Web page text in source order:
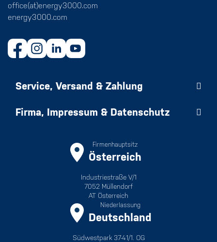
office(at)energy3000.com
energy3000.com
Service, Versand & Zahlung
Firma, Impressum & Datenschutz
Firmenhauptsitz
Österreich
Industriestraße V/1
7052 Müllendorf
AT Österreich
Niederlassung
Deutschland
Südwestpark 37-41/1. OG